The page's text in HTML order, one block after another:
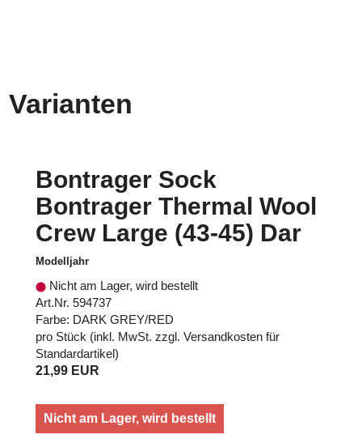
Varianten
Bontrager Sock
Bontrager Thermal Wool
Crew Large (43-45) Dar
Modelljahr
Nicht am Lager, wird bestellt
Art.Nr. 594737
Farbe: DARK GREY/RED
pro Stück (inkl. MwSt. zzgl. Versandkosten für
Standardartikel)
21,99 EUR
Nicht am Lager, wird bestellt